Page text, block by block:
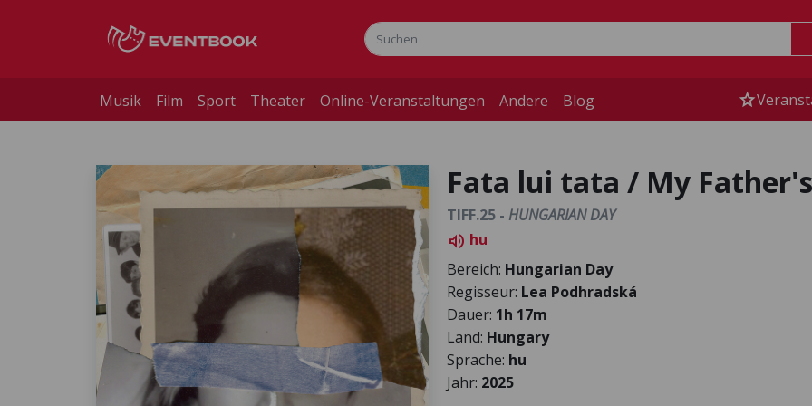
Musik Film Sport Theater Online-Veranstaltungen Andere Blog star
Fata lui tata / My
TIFF.25 - HUNGARIAN DAY
volume_up hu
Bereich: Hungarian Day
Regisseur: Lea Podhradská
Dauer: 1h 17m
Land: Hungary
Sprache: hu
Jahr: 2025